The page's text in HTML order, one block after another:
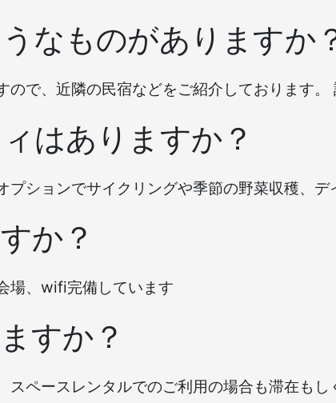
なものがありますか
で、近隣の民宿などをご紹介しております。
はありますか？
ションでサイクリングや季節の野菜収穫、デ
か？
場、wifi完備しています
すか？
ペースレンタルでのご利用の場合も滞在もし